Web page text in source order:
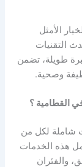
الأمثل
التقنيات
طويلة، تضمن
وصحية.
القطامية ؟
شاملة لكل من
هذه الخدمات
والفئران